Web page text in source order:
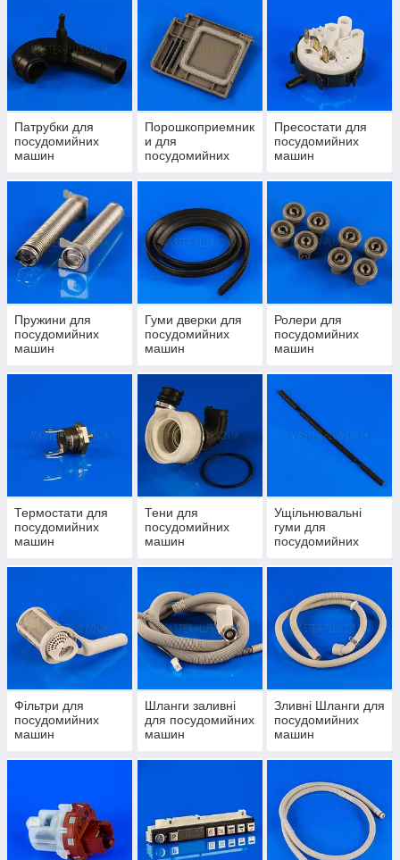
Патрубки для
посудомийних
машин
Порошкоприемник
и для
посудомийних
Пресостати для
посудомийних
машин
Пружини для
посудомийних
машин
Гуми дверки для
посудомийних
машин
Ролери для
посудомийних
машин
Термостати для
посудомийних
машин
Тени для
посудомийних
машин
Ущільнювальні
гуми для
посудомийних
Фільтри для
посудомийних
машин
Шланги заливні
для посудомийних
машин
Зливні Шланги для
посудомийних
машин